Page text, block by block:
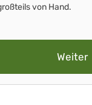
von Hand.
Weiter